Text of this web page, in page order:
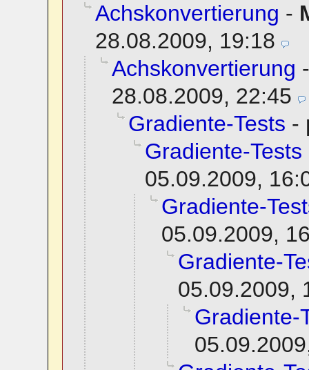
Achskonvertierung -
28.08.2009, 19:18
Achskonvertierung
28.08.2009, 22:45
Gradiente-Tests -
Gradiente-Tests
05.09.2009,
Gradiente-
05.09.2009,
Gradiente-
05.09.2009,
Gradiente-